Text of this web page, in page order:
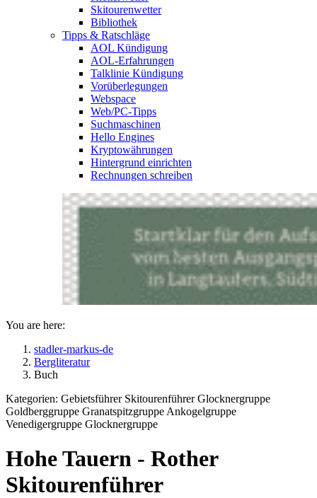
Skitourenwetter
Bibliothek
Tipps & Ratschläge
AOL Kündigung
AOL-Erfahrungen
Talklinie Kündigung
Vorüberlegungen
Webspace
Web/PC-Tipps
Suchmaschinen
Hello Engines
Kryptowährungen
Hintergrund einrichten
Rechnungen schreiben
You are here:
stadler-markus-de
Bergliteratur
Buch
Kategorien: Gebietsführer Skitourenführer Glocknergruppe
Goldberggruppe Granatspitzgruppe Ankogelgruppe
Venedigergruppe Glocknergruppe
Hohe Tauern - Rother
Skitourenführer